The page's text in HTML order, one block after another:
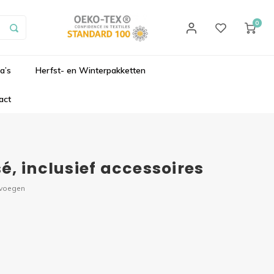
0
Herfst- en Winterpakketten
inclusief accessoires